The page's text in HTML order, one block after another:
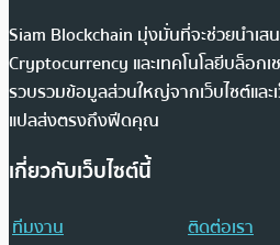
Siam Blockchain มุ่งมั่นที่จะช่วยนำเส
Cryptocurrency และเทคโนโลยีบล็อก
รวบรวมข้อมูลส่วนใหญ่จากเว็บไซต์และ
แปลส่งตรงถึงฟีดคุณ
เกี่ยวกับเว็บไซต์นี้
ทีมงาน
ติดต่อเรา